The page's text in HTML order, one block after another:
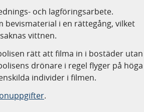
och lagföringsarbete.
bevismaterial i en rättegång, vilket
vittnen.
rätt att filma in i bostäder utan
drönare i regel flyger på höga
individer i filmen.
.